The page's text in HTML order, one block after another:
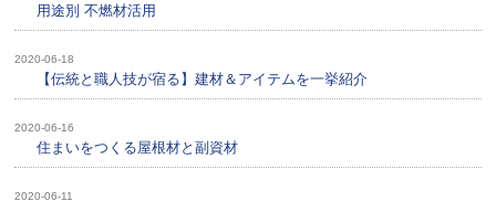
用途別 不燃材活用
2020-06-18
【伝統と職人技が宿る】建材＆アイテムを一挙紹介
2020-06-16
住まいをつくる屋根材と副資材
2020-06-11